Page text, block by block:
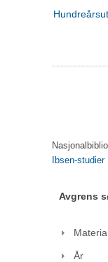
Ibsen-studier
Avgrens
År